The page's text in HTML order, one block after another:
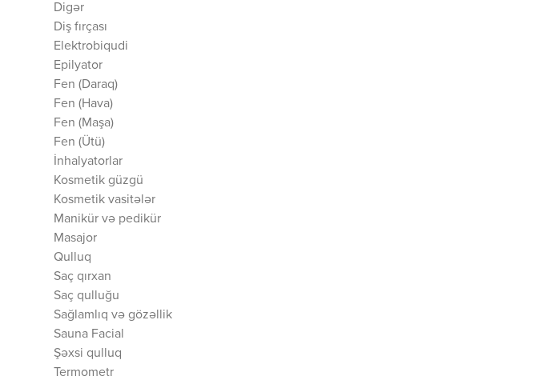
Digər
Diş fırçası
Elektrobiqudi
Epilyator
Fen (Daraq)
Fen (Hava)
Fen (Maşa)
Fen (Ütü)
İnhalyatorlar
Kosmetik güzgü
Kosmetik vasitələr
Manikür və pedikür
Masajor
Qulluq
Saç qırxan
Saç qulluğu
Sağlamlıq və gözəllik
Sauna Facial
Şəxsi qulluq
Termometr